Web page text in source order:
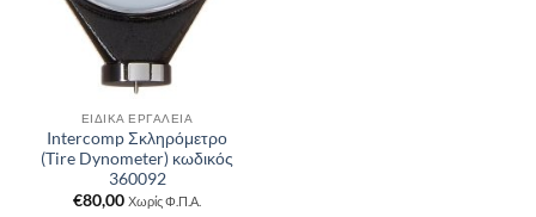
ΕΙΔΙΚΆ ΕΡΓΑΛΕΊΑ
Intercomp Σκληρόμετρο
(Tire Dynometer) κωδικός
360092
€80,00 Χωρίς Φ.Π.Α.